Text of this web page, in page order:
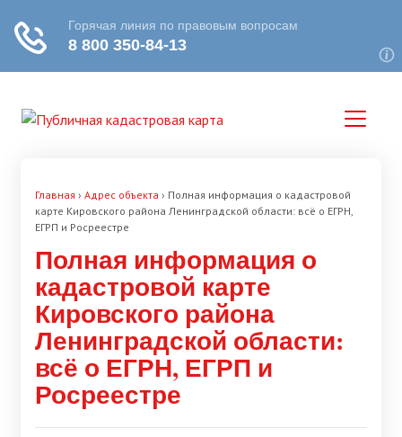
Главная › Адрес объекта › Полная информация о кадастровой
карте Кировского района Ленинградской области: всё о ЕГРН,
ЕГРП и Росреестре
Полная информация о
кадастровой карте
Кировского района
Ленинградской области:
всё о ЕГРН, ЕГРП и
Росреестре